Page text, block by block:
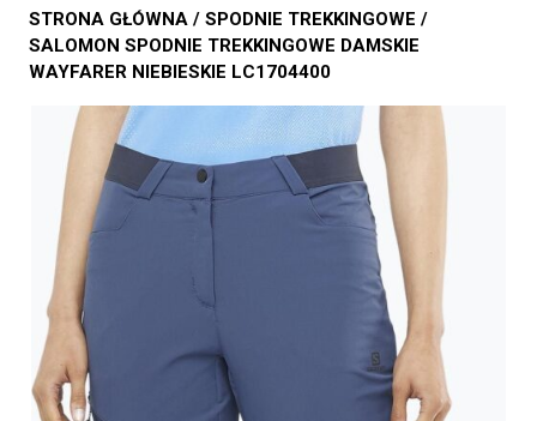
STRONA GŁÓWNA / SPODNIE TREKKINGOWE /
SALOMON SPODNIE TREKKINGOWE DAMSKIE
WAYFARER NIEBIESKIE LC1704400